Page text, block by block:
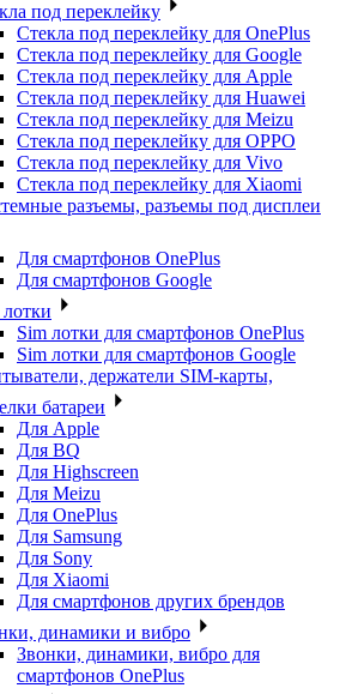
под переклейку
Стекла под переклейку для OnePlus
Стекла под переклейку для Google
Стекла под переклейку для Apple
Стекла под переклейку для Huawei
Стекла под переклейку для Meizu
Стекла под переклейку для OPPO
Стекла под переклейку для Vivo
Стекла под переклейку для Xiaomi
разъемы, разъемы под дисплеи
Для смартфонов OnePlus
Для смартфонов Google
Sim лотки для смартфонов OnePlus
Sim лотки для смартфонов Google
держатели SIM-карты,
батареи
Для Apple
Для BQ
Для Highscreen
Для Meizu
Для OnePlus
Для Samsung
Для Sony
Для Xiaomi
Для смартфонов других брендов
динамики и вибро
Звонки, динамики, вибро для
смартфонов OnePlus